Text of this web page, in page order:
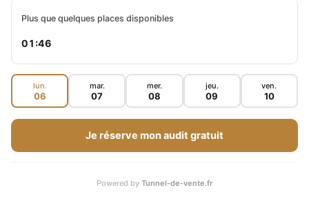
Plus que quelques places disponibles
01:45
lun.
06
mar.
07
mer.
08
jeu.
09
ven.
10
Je réserve mon audit gratuit
Powered by Tunnel-de-vente.fr